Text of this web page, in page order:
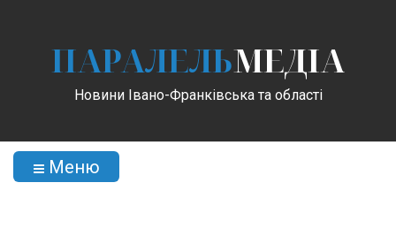
ПАРАЛЕЛЬМЕДІА
Новини Івано-Франківська та області
Меню